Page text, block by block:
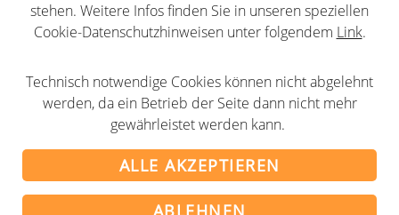
Folge uns
LinkedInYoutubeTwitterFacebookInstagram
© 2001-2026 alumni-clubs.net - Verband der
stehen. Weitere Infos finden Sie in unseren speziellen
Cookie-Datenschutzhinweisen unter folgendem Link.
Technisch notwendige Cookies können nicht abgelehnt
werden, da ein Betrieb der Seite dann nicht mehr
gewährleistet werden kann.
ALLE AKZEPTIEREN
ABLEHNEN